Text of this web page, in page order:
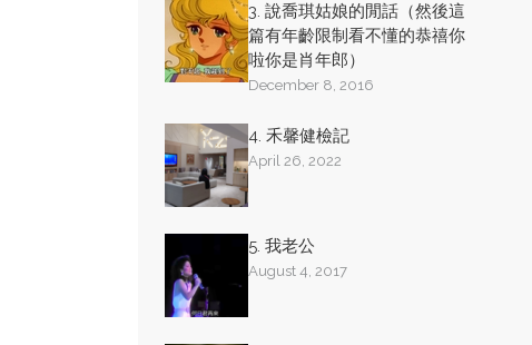
3. 說喬琪姑娘的閒話（然後這
篇有年齡限制看不懂的恭禧你
啦你是肖年郎）
December 8, 2016
4. 禾馨健檢記
April 26, 2022
5. 我老公
August 4, 2017